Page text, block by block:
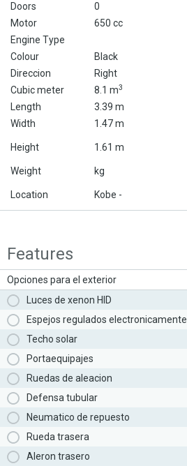
Doors
0
Motor
650 cc
Engine Type
Colour
Black
Direccion
Right
Cubic meter
8.1 m3
Length
3.39 m
Width
1.47 m
Height 1.61 m
Weight kg
Location Kobe -
Features
Opciones para el exterior
Luces de xenon HID
Espejos regulados electronicamente
Techo solar
Portaequipajes
Ruedas de aleacion
Defensa tubular
Neumatico de repuesto
Rueda trasera
Aleron trasero